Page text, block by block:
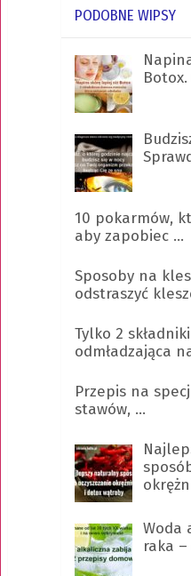
PODOBNE WIPSY
10 pokarmów,
aby zapobiec …
Sposoby na
odstraszyć
Tylko 2
odmładzająca
Przepis na
stawów, …
Woda
raka